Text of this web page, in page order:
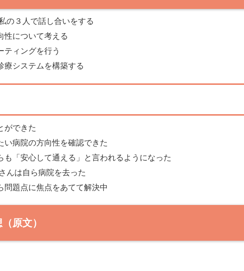
の３人で話し合いをする
性について考える
ティングを行う
療システムを構築する
ができた
い病院の方向性を確認できた
も「安心して通える」と言われるようになった
んは自ら病院を去った
問題点に焦点をあてて解決中
原文）